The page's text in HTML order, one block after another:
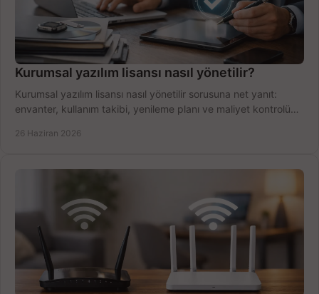
Kurumsal yazılım lisansı nasıl yönetilir?
Kurumsal yazılım lisansı nasıl yönetilir sorusuna net yanıt:
envanter, kullanım takibi, yenileme planı ve maliyet kontrolü
26 Haziran 2026